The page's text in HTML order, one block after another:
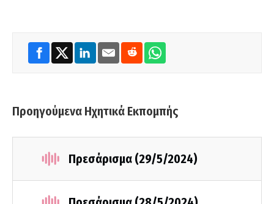
Προηγούμενα Ηχητικά Εκπομπής
Πρεσάρισμα (29/5/2024)